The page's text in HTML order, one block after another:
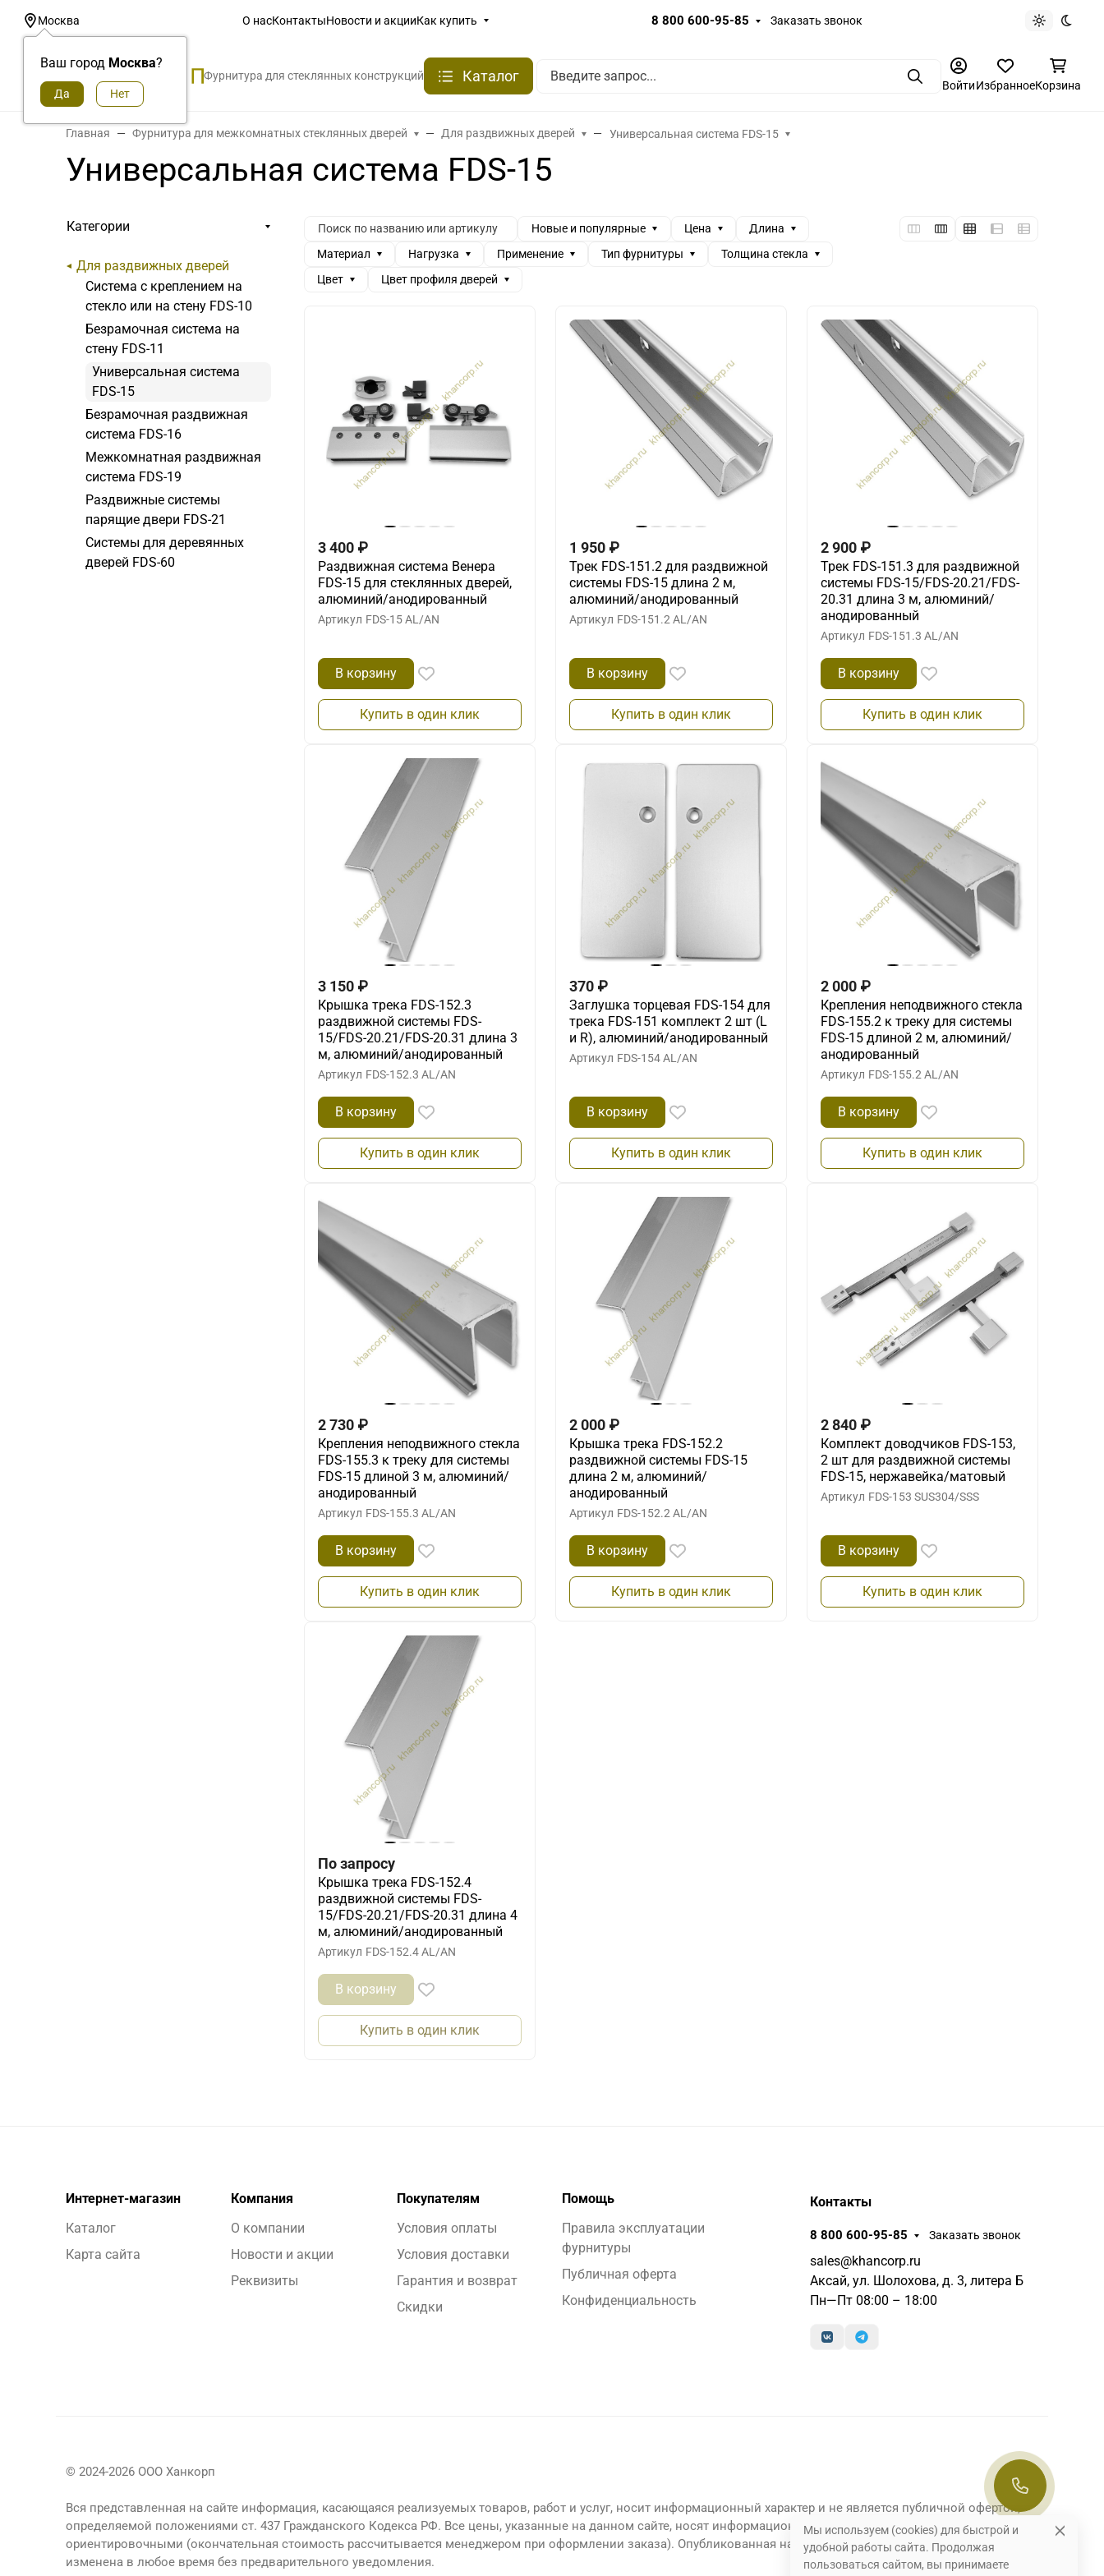
Москва
Ваш город Москва?
О насКонтактыНовости и акцииКак купить 8 800 600-95-85 Заказать звонок
Светлая
Фурнитура для стеклянных конструкций Каталог ПоискВойтиИзбранноеКорзина
Главная Фурнитура для межкомнатных стеклянных дверей Для раздвижных дверей Универсальная система FDS-15
Универсальная система FDS-15
Категории
Для раздвижных дверей
Система с креплением на
стекло или на стену FDS-10
Безрамочная система на
стену FDS-11
Универсальная система
FDS-15
Безрамочная раздвижная
система FDS-16
Межкомнатная раздвижная
система FDS-19
Раздвижные системы
парящие двери FDS-21
Системы для деревянных
дверей FDS-60
Новые и популярные Цена
Длина
Материал
Нагрузка Применение Тип фурнитуры
Толщина стекла
Цвет
Цвет профиля дверей
3 400 ₽
Раздвижная система Венера
FDS-15 для стеклянных дверей,
алюминий/анодированный
Артикул FDS-15 AL/AN
В корзину
Купить в один клик
1 950 ₽
Трек FDS-151.2 для раздвижной
системы FDS-15 длина 2 м,
алюминий/анодированный
Артикул FDS-151.2 AL/AN
В корзину
Купить в один клик
2 900 ₽
Трек FDS-151.3 для раздвижной
системы FDS-15/FDS-20.21/FDS-
20.31 длина 3 м, алюминий/
анодированный
Артикул FDS-151.3 AL/AN
В корзину
Купить в один клик
3 150 ₽
Крышка трека FDS-152.3
раздвижной системы FDS-
15/FDS-20.21/FDS-20.31 длина 3
м, алюминий/анодированный
Артикул FDS-152.3 AL/AN
В корзину
Купить в один клик
370 ₽
Заглушка торцевая FDS-154 для
трека FDS-151 комплект 2 шт (L
и R), алюминий/анодированный
Артикул FDS-154 AL/AN
В корзину
Купить в один клик
2 000 ₽
Крепления неподвижного стекла
FDS-155.2 к треку для системы
FDS-15 длиной 2 м, алюминий/
анодированный
Артикул FDS-155.2 AL/AN
В корзину
Купить в один клик
2 730 ₽
Крепления неподвижного стекла
FDS-155.3 к треку для системы
FDS-15 длиной 3 м, алюминий/
анодированный
Артикул FDS-155.3 AL/AN
В корзину
Купить в один клик
2 000 ₽
Крышка трека FDS-152.2
раздвижной системы FDS-15
длина 2 м, алюминий/
анодированный
Артикул FDS-152.2 AL/AN
В корзину
Купить в один клик
2 840 ₽
Комплект доводчиков FDS-153,
2 шт для раздвижной системы
FDS-15, нержавейка/матовый
Артикул FDS-153 SUS304/SSS
В корзину
Купить в один клик
По запросу
Крышка трека FDS-152.4
раздвижной системы FDS-
15/FDS-20.21/FDS-20.31 длина 4
м, алюминий/анодированный
Артикул FDS-152.4 AL/AN
В корзину
Купить в один клик
Интернет-магазин
Каталог
Карта сайта
Компания
О компании
Новости и акции
Реквизиты
Покупателям
Условия оплаты
Условия доставки
Гарантия и возврат
Скидки
Помощь
Правила эксплуатации
фурнитуры
Публичная оферта
Конфиденциальность
Контакты
8 800 600-95-85 Заказать звонок
sales@khancorp.ru
Аксай, ул. Шолохова, д. 3, литера Б
Пн—Пт 08:00 – 18:00
© 2024-2026 ООО Ханкорп
Вся представленная на сайте информация, касающаяся реализуемых товаров, работ и услуг, носит информационный характер и не является публичной офертой,
определяемой положениями ст. 437 Гражданского Кодекса РФ. Все цены, указанные на данном сайте, носят информационный характер и являются
ориентировочными (окончательная стоимость рассчитывается менеджером при оформлении заказа). Опубликованная на данном сайте информация может быть
изменена в любое время без предварительного уведомления.
Мы используем (cookies) для быстрой и
удобной работы сайта. Продолжая
пользоваться сайтом, вы принимаете